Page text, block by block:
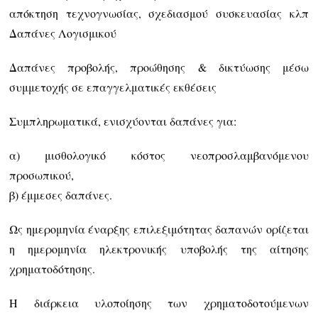
απόκτηση τεχνογνωσίας, σχεδιασμού συσκευασίας κλπ
Δαπάνες Λογισμικού
Δαπάνες προβολής, προώθησης & δικτύωσης μέσω
συμμετοχής σε επαγγελματικές εκθέσεις
Συμπληρωματικά, ενισχύονται δαπάνες για:
α) μισθολογικό κόστος νεοπροσλαμβανόμενου
προσωπικού,
β) έμμεσες δαπάνες.
Ως ημερομηνία έναρξης επιλεξιμότητας δαπανών ορίζεται
η ημερομηνία ηλεκτρονικής υποβολής της αίτησης
χρηματοδότησης.
Η διάρκεια υλοποίησης των χρηματοδοτούμενων